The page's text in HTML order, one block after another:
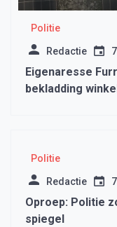
Politie
Redactie
Eigenaresse
bekladding
Politie
Redactie
Oproep: Politie
spiegel